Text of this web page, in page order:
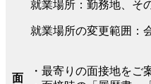
就業場所：勤務地、そ
就業場所の変更範囲：
面
・最寄りの面接地をご